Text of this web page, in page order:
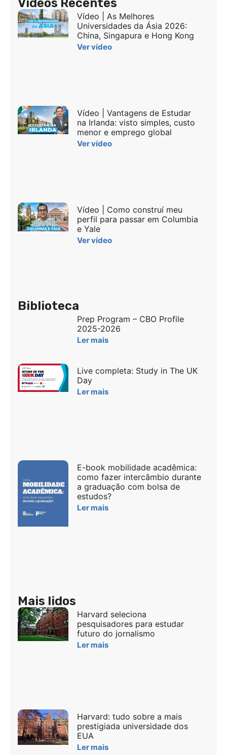
Vídeos Recentes
Vídeo | As Melhores
Universidades da Ásia 2026:
China, Singapura e Hong Kong
Ver vídeo
Vídeo | Vantagens de Estudar
na Irlanda: visto simples, custo
menor e emprego global
Ver vídeo
Vídeo | Como construí meu
perfil para passar em Columbia
e Yale
Ver vídeo
Biblioteca
Prep Program – CBO Profile
2025-2026
Ler mais
Live completa: Study in The UK
Day
Ler mais
E-book mobilidade acadêmica:
como fazer intercâmbio durante
a graduação com bolsa de
estudos?
Ler mais
Mais lidos
Harvard seleciona
pesquisadores para estudar
futuro do jornalismo
Ler mais
Harvard: tudo sobre a mais
prestigiada universidade dos
EUA
Ler mais